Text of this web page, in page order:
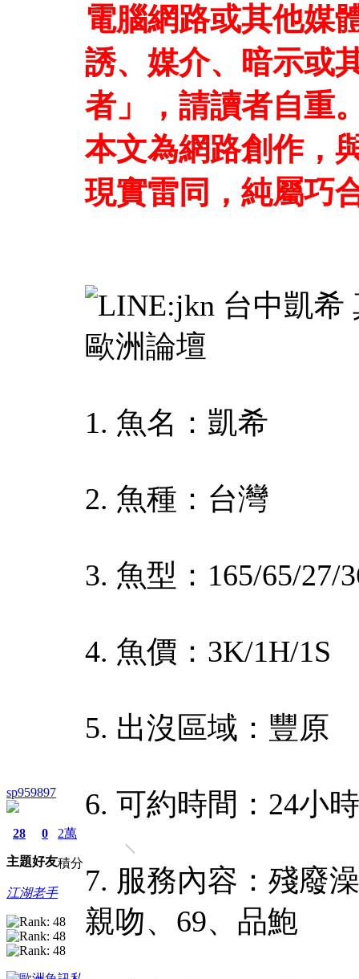
sp959897
28
主題
0
好友
2萬
積分
江湖老手
電腦網路或其他媒
誘、媒介、暗示或
者」，請讀者自重
本文為網路創作，
現實雷同，純屬巧
1. 魚名：凱希
2. 魚種：台灣
3. 魚型：165/65/27/
4. 魚價：3K/1H/1S
5. 出沒區域：豐原
6. 可約時間：24小
7. 服務內容：殘廢
親吻、69、品鮑